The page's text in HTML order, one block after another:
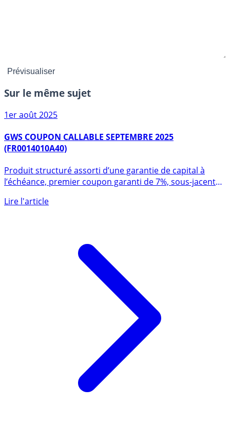
Sur le même sujet
GWS COUPON CALLABLE SEPTEMBRE 2025
Produit structuré assorti d’une garantie de capital à
l’échéance, premier coupon garanti de 7%, sous-jacent
Euribor 12 (...)